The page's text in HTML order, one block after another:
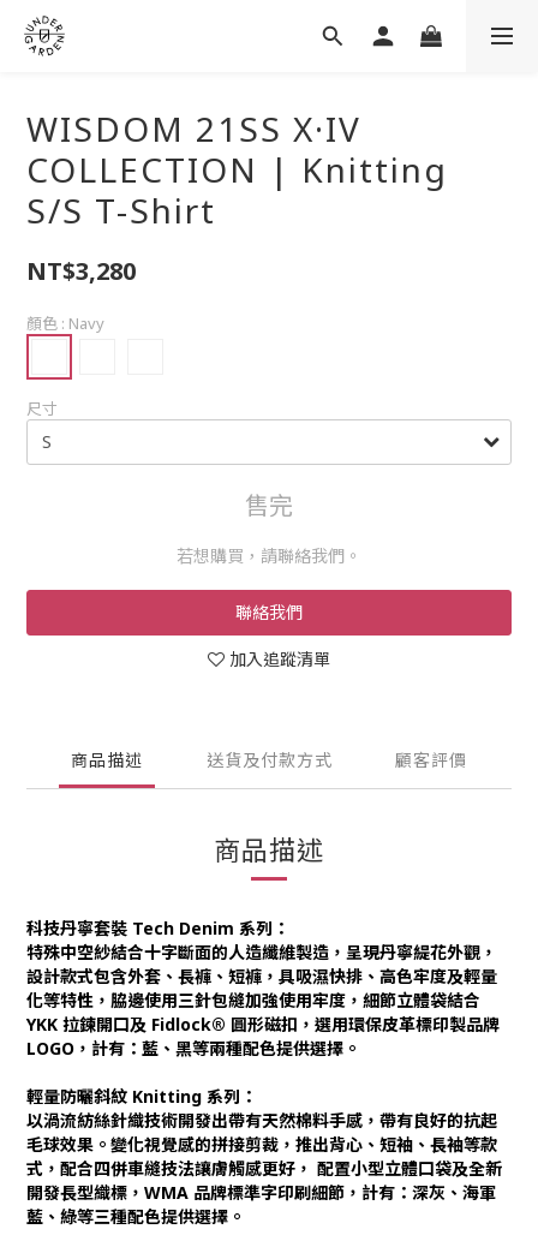
WISDOM 21SS X·IV
COLLECTION | Knitting
S/S T-Shirt
NT$3,280
顏色 : Navy
尺寸
售完
若想購買，請聯絡我們。
聯絡我們
加入追蹤清單
商品描述 送貨及付款方式 顧客評價
商品描述
科技丹寧套裝 Tech Denim 系列：
特殊中空紗結合十字斷面的人造纖維製造，呈現丹寧緹花外觀，
設計款式包含外套、長褲、短褲，具吸濕快排、高色牢度及輕量
化等特性，脇邊使用三針包縫加強使用牢度，細節立體袋結合
YKK 拉鍊開口及 Fidlock® 圓形磁扣，選用環保皮革標印製品牌
LOGO，計有：藍、黑等兩種配色提供選擇。
輕量防曬斜紋 Knitting 系列：
以渦流紡絲針織技術開發出帶有天然棉料手感，帶有良好的抗起
毛球效果。變化視覺感的拼接剪裁，推出背心、短袖、長袖等款
式，配合四併車縫技法讓膚觸感更好， 配置小型立體口袋及全新
開發長型織標，WMA 品牌標準字印刷細節，計有：深灰、海軍
藍、綠等三種配色提供選擇。